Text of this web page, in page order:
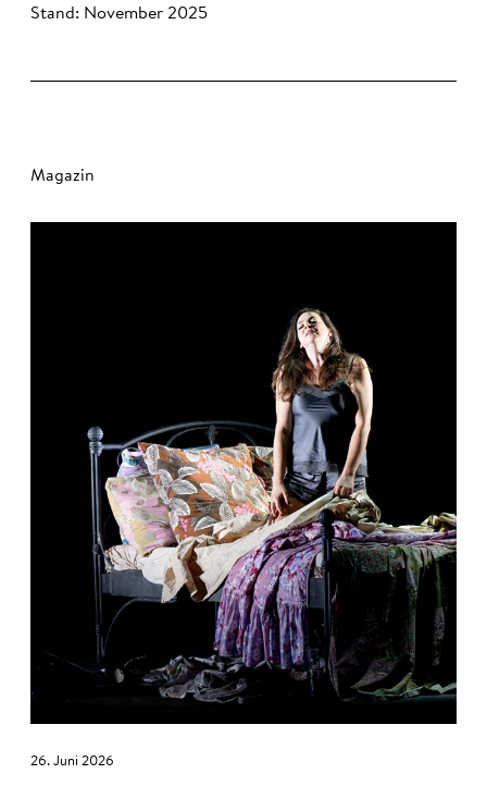
Stand: November 2025
Magazin
26. Juni 2026